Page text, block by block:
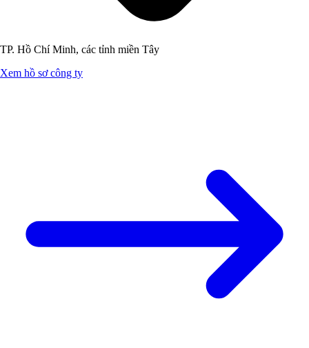
TP. Hồ Chí Minh, các tỉnh miền Tây
Xem hồ sơ công ty